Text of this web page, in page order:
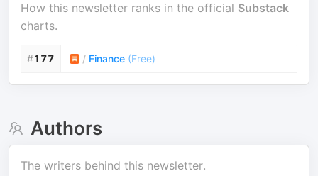
How this newsletter ranks in the official Substack
charts.
#177 / Finance (Free)
Authors
The writers behind this newsletter.